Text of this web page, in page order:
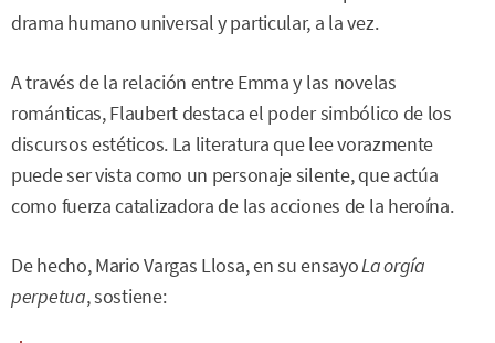
drama humano universal y particular, a la vez.
A través de la relación entre Emma y las novelas
románticas, Flaubert destaca el poder simbólico de los
discursos estéticos. La literatura que lee vorazmente
puede ser vista como un personaje silente, que actúa
como fuerza catalizadora de las acciones de la heroína.
De hecho, Mario Vargas Llosa, en su ensayoLa orgía
perpetua, sostiene: